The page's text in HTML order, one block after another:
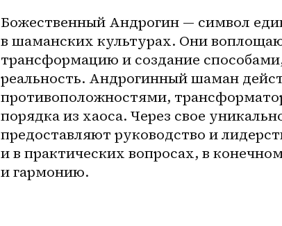
Божественный Андрогин — символ
в шаманских культурах. Они
трансформацию и создание
реальность. Андрогинный шаман
противоположностями,
порядка из хаоса. Через свое
предоставляют руководство и
и в практических вопросах, в
и гармонию.